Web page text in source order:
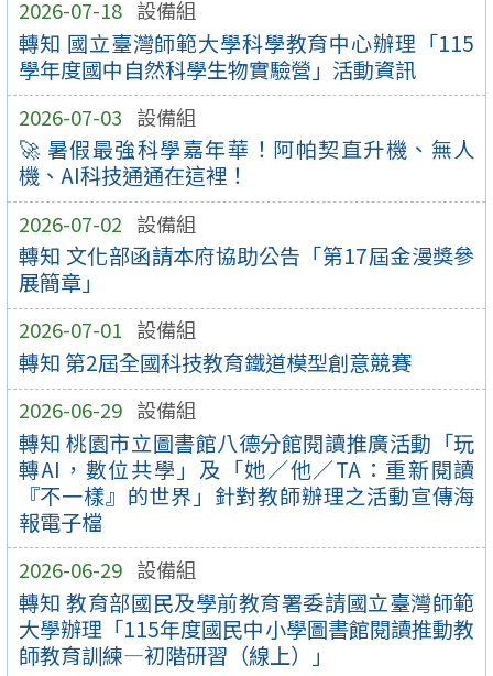
2026-07-18 設備組
轉知 國立臺灣師範大學科學教育中心辦理「115
學年度國中自然科學生物實驗營」活動資訊
2026-07-03 設備組
🚀 暑假最強科學嘉年華！阿帕契直升機、無人
機、AI科技通通在這裡！
2026-07-02 設備組
轉知 文化部函請本府協助公告「第17屆金漫獎參
展簡章」
2026-07-01 設備組
轉知 第2屆全國科技教育鐵道模型創意競賽
2026-06-29 設備組
轉知 桃園市立圖書館八德分館閱讀推廣活動「玩
轉AI，數位共學」及「她／他／TA：重新閱讀
『不一樣』的世界」針對教師辦理之活動宣傳海
報電子檔
2026-06-29 設備組
轉知 教育部國民及學前教育署委請國立臺灣師範
大學辦理「115年度國民中小學圖書館閱讀推動教
師教育訓練—初階研習（線上）」